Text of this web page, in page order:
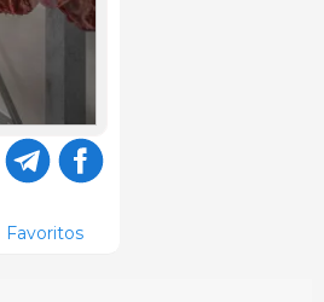
Favoritos